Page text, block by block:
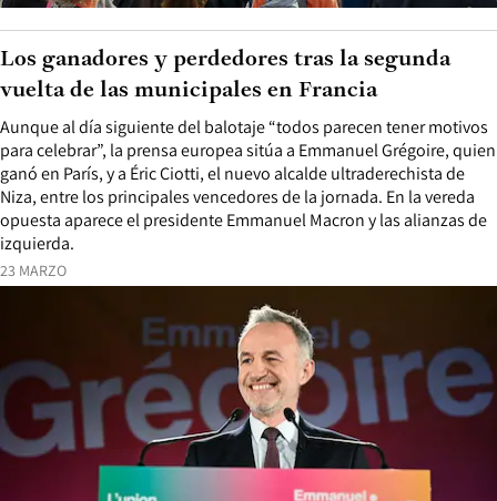
23 MARZO
Aunque al día siguiente del balotaje “todos parecen tener motivos
para celebrar”, la prensa europea sitúa a Emmanuel Grégoire, quien
ganó en París, y a Éric Ciotti, el nuevo alcalde ultraderechista de
Niza, entre los principales vencedores de la jornada. En la vereda
opuesta aparece el presidente Emmanuel Macron y las alianzas de
izquierda.
Los ganadores y perdedores tras la segunda
vuelta de las municipales en Francia